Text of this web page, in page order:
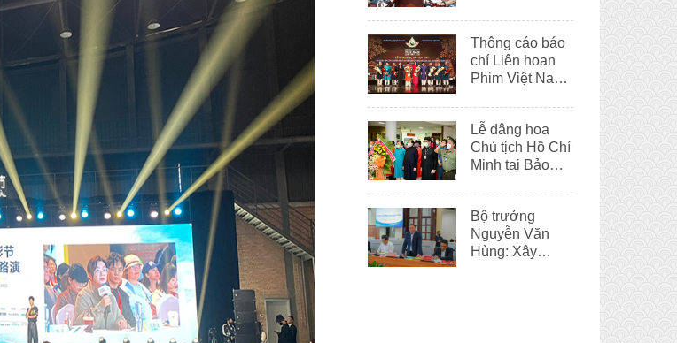
Thông cáo báo
chí Liên hoan
Phim Việt Nam
Lễ dâng hoa
Chủ tịch Hồ Chí
Minh tại Bảo
Thiên Huế
Bộ trưởng
Nguyễn Văn
Hùng: Xây